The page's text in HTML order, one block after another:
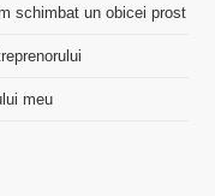
schimbat un obicei prost
meu